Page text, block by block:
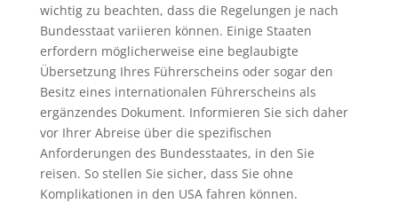
wichtig zu beachten, dass die Regelungen je nach
Bundesstaat variieren können. Einige Staaten
erfordern möglicherweise eine beglaubigte
Übersetzung Ihres Führerscheins oder sogar den
Besitz eines internationalen Führerscheins als
ergänzendes Dokument. Informieren Sie sich daher
vor Ihrer Abreise über die spezifischen
Anforderungen des Bundesstaates, in den Sie
reisen. So stellen Sie sicher, dass Sie ohne
Komplikationen in den USA fahren können.